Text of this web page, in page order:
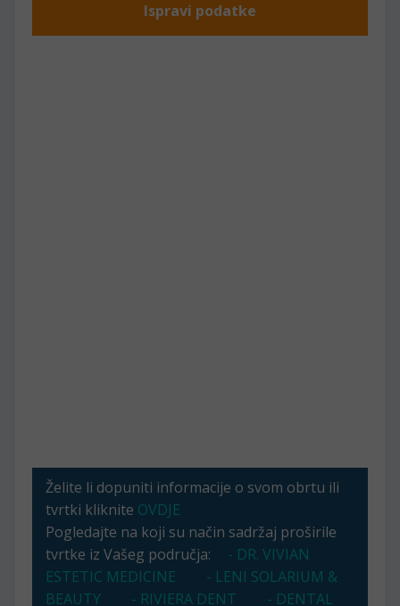
Ispravi podatke
Želite li dopuniti informacije o svom obrtu ili
tvrtki kliknite OVDJE
Pogledajte na koji su način sadržaj proširile
tvrtke iz Vašeg područja:
- DR. VIVIAN
ESTETIC MEDICINE
- LENI SOLARIUM &
BEAUTY
- RIVIERA DENT
- DENTAL